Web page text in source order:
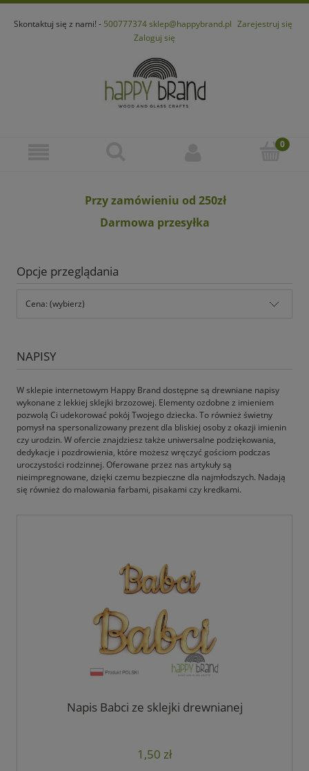
Skontaktuj się z nami! - 500777374 sklep@happybrand.pl Zarejestruj się
Zaloguj się
Przy zamówieniu od 250zł
Darmowa przesyłka
Opcje przeglądania
Cena: (wybierz)
NAPISY
W sklepie internetowym Happy Brand dostępne są drewniane napisy
wykonane z lekkiej sklejki brzozowej. Elementy ozdobne z imieniem
pozwolą Ci udekorować pokój Twojego dziecka. To również świetny
pomysł na spersonalizowany prezent dla bliskiej osoby z okazji imienin
czy urodzin. W ofercie znajdziesz także uniwersalne podziękowania,
dedykacje i pozdrowienia, które możesz wręczyć gościom podczas
uroczystości rodzinnej. Oferowane przez nas artykuły są
nieimpregnowane, dzięki czemu bezpieczne dla najmłodszych. Nadają
się również do malowania farbami, pisakami czy kredkami.
Napis Babci ze sklejki drewnianej
1,50 zł